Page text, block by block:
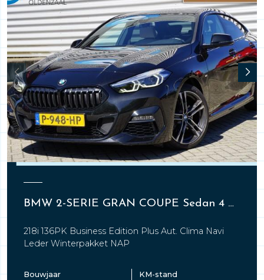
BMW 2-SERIE GRAN COUPE Sedan 4 drs
218i 136PK Business Edition Plus Aut. Clima Navi
Leder Winterpakket NAP
Bouwjaar
KM-stand